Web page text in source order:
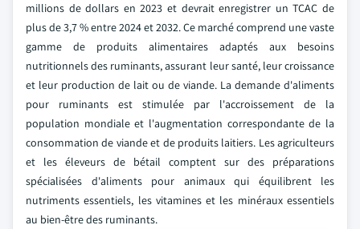
millions de dollars en 2023 et devrait enregistrer un TCAC de
plus de 3,7 % entre 2024 et 2032. Ce marché comprend une vaste
gamme de produits alimentaires adaptés aux besoins
nutritionnels des ruminants, assurant leur santé, leur croissance
et leur production de lait ou de viande. La demande d'aliments
pour ruminants est stimulée par l'accroissement de la
population mondiale et l'augmentation correspondante de la
consommation de viande et de produits laitiers. Les agriculteurs
et les éleveurs de bétail comptent sur des préparations
spécialisées d'aliments pour animaux qui équilibrent les
nutriments essentiels, les vitamines et les minéraux essentiels
au bien-être des ruminants.